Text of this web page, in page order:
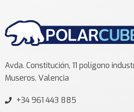
Avda. Constitución, 11 polígono
Museros. Valencia
+34 961 443 885